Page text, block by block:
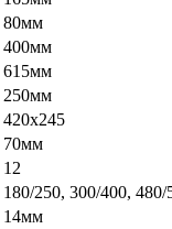
80мм
400мм
615мм
250мм
420х245
70мм
12
180/250, 300/400,
14мм